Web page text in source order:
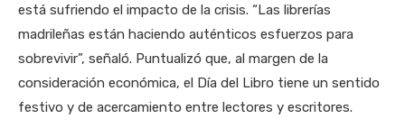
está sufriendo el impacto de la crisis. “Las librerías
madrileñas están haciendo auténticos esfuerzos para
sobrevivir”, señaló. Puntualizó que, al margen de la
consideración económica, el Día del Libro tiene un sentido
festivo y de acercamiento entre lectores y escritores.